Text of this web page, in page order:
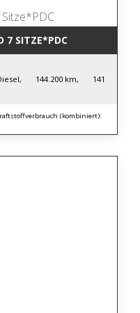
7 SITZE*PDC
144.200 km, 141
(kombiniert):